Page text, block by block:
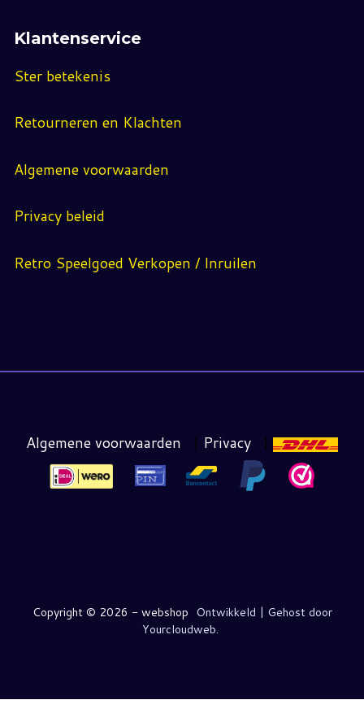
Klantenservice
Ster betekenis
Retourneren en Klachten
Algemene voorwaarden
Privacy beleid
Retro Speelgoed Verkopen / Inruilen
Algemene voorwaarden | Privacy |
Copyright © 2026 - webshop Ontwikkeld | Gehost door
Yourcloudweb.